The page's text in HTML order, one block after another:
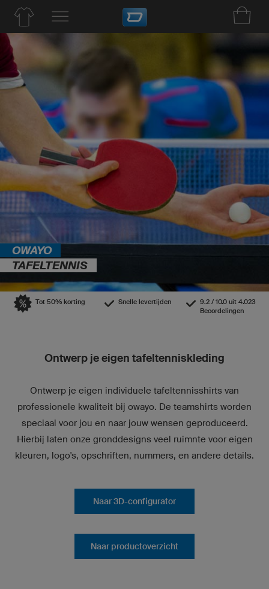
OWAYO
TAFELTENNIS
Tot 50% korting Snelle levertijden
9.2 / 10.0 uit 4.023
Beoordelingen
Ontwerp je eigen tafeltenniskleding
Ontwerp je eigen individuele tafeltennisshirts van
professionele kwaliteit bij owayo. De teamshirts worden
speciaal voor jou en naar jouw wensen geproduceerd.
Hierbij laten onze gronddesigns veel ruimnte voor eigen
kleuren, logo's, opschriften, nummers, en andere details.
Naar 3D-configurator
Naar productoverzicht